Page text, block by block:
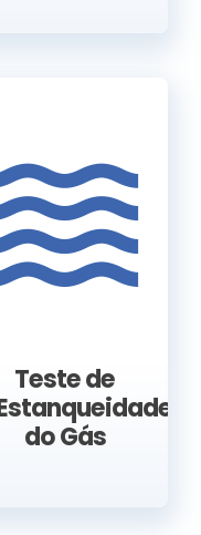
Teste de
do Gás